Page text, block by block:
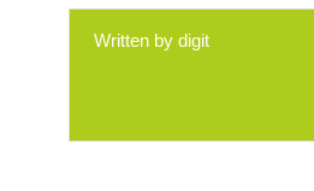
Written by digit